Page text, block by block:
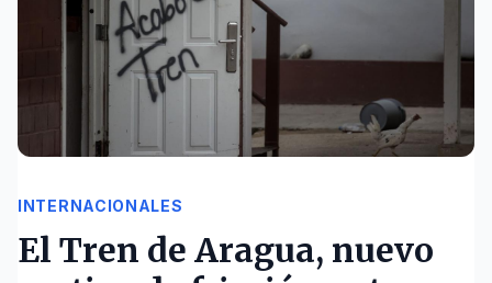
INTERNACIONALES
El Tren de Aragua, nuevo